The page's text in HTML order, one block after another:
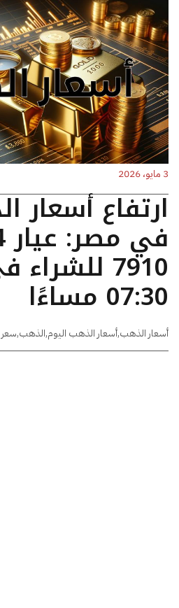
3 مايو، 2026
ارتفاع أسعار
7910
07:30 مساءًا
أسعار الذهب,أسعار الذهب اليوم,الذهب,